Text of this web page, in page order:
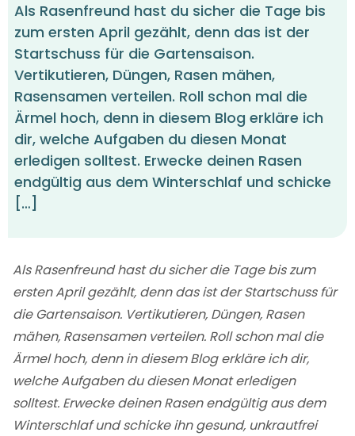
Als Rasenfreund hast du sicher die Tage bis
zum ersten April gezählt, denn das ist der
Startschuss für die Gartensaison.
Vertikutieren, Düngen, Rasen mähen,
Rasensamen verteilen. Roll schon mal die
Ärmel hoch, denn in diesem Blog erkläre ich
dir, welche Aufgaben du diesen Monat
erledigen solltest. Erwecke deinen Rasen
endgültig aus dem Winterschlaf und schicke
[…]
Als Rasenfreund hast du sicher die Tage bis zum
ersten April gezählt, denn das ist der Startschuss für
die Gartensaison. Vertikutieren, Düngen, Rasen
mähen, Rasensamen verteilen. Roll schon mal die
Ärmel hoch, denn in diesem Blog erkläre ich dir,
welche Aufgaben du diesen Monat erledigen
solltest. Erwecke deinen Rasen endgültig aus dem
Winterschlaf und schicke ihn gesund, unkrautfrei